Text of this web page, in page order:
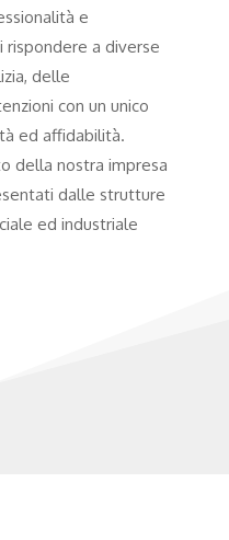
e
rispondere a diverse
delle
con un unico
ed affidabilità.
della nostra impresa
dalle strutture
ed industriale